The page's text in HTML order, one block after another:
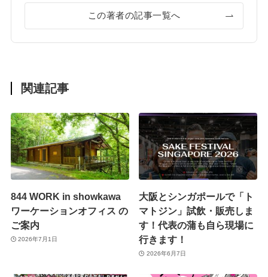
この著者の記事一覧へ
関連記事
844 WORK in showkawa
ワーケーションオフィス の
ご案内
2026年7月1日
大阪とシンガポールで「ト
マトジン」試飲・販売しま
す！代表の蒲も自ら現場に
行きます！
2026年6月7日